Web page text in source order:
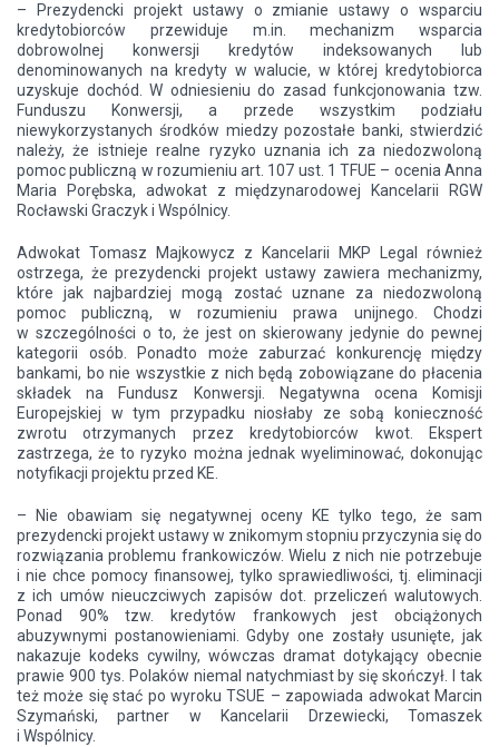
– Prezydencki projekt ustawy o zmianie ustawy o wsparciu
kredytobiorców przewiduje m.in. mechanizm wsparcia
dobrowolnej konwersji kredytów indeksowanych lub
denominowanych na kredyty w walucie, w której kredytobiorca
uzyskuje dochód. W odniesieniu do zasad funkcjonowania tzw.
Funduszu Konwersji, a przede wszystkim podziału
niewykorzystanych środków miedzy pozostałe banki, stwierdzić
należy, że istnieje realne ryzyko uznania ich za niedozwoloną
pomoc publiczną w rozumieniu art. 107 ust. 1 TFUE – ocenia Anna
Maria Porębska, adwokat z międzynarodowej Kancelarii RGW
Rocławski Graczyk i Wspólnicy.
Adwokat Tomasz Majkowycz z Kancelarii MKP Legal również
ostrzega, że prezydencki projekt ustawy zawiera mechanizmy,
które jak najbardziej mogą zostać uznane za niedozwoloną
pomoc publiczną, w rozumieniu prawa unijnego. Chodzi
w szczególności o to, że jest on skierowany jedynie do pewnej
kategorii osób. Ponadto może zaburzać konkurencję między
bankami, bo nie wszystkie z nich będą zobowiązane do płacenia
składek na Fundusz Konwersji. Negatywna ocena Komisji
Europejskiej w tym przypadku niosłaby ze sobą konieczność
zwrotu otrzymanych przez kredytobiorców kwot. Ekspert
zastrzega, że to ryzyko można jednak wyeliminować, dokonując
notyfikacji projektu przed KE.
– Nie obawiam się negatywnej oceny KE tylko tego, że sam
prezydencki projekt ustawy w znikomym stopniu przyczynia się do
rozwiązania problemu frankowiczów. Wielu z nich nie potrzebuje
i nie chce pomocy finansowej, tylko sprawiedliwości, tj. eliminacji
z ich umów nieuczciwych zapisów dot. przeliczeń walutowych.
Ponad 90% tzw. kredytów frankowych jest obciążonych
abuzywnymi postanowieniami. Gdyby one zostały usunięte, jak
nakazuje kodeks cywilny, wówczas dramat dotykający obecnie
prawie 900 tys. Polaków niemal natychmiast by się skończył. I tak
też może się stać po wyroku TSUE – zapowiada adwokat Marcin
Szymański, partner w Kancelarii Drzewiecki, Tomaszek
i Wspólnicy.